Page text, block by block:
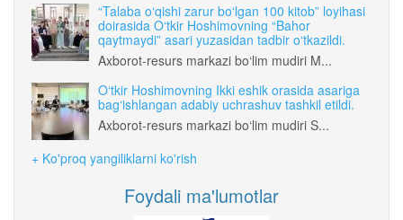
“Talaba o‘qishi zarur bo‘lgan 100 kitob” loyihasi
doirasida O‘tkir Hoshimovning “Bahor
qaytmaydi” asari yuzasidan tadbir o‘tkazildi.
Axborot-resurs markazi bo‘lim mudiri M...
O‘tkir Hoshimovning Ikki eshik orasida asariga
bag‘ishlangan adabiy uchrashuv tashkil etildi.
Axborot-resurs markazi bo‘lim mudiri S...
+ Ko'proq yangiliklarni ko'rish
Foydali ma'lumotlar